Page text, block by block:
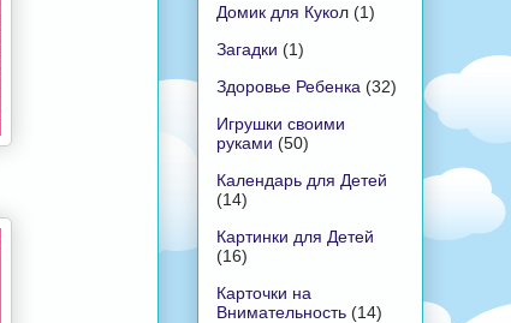
Домик для Кукол (1)
Загадки (1)
Здоровье Ребенка (32)
Игрушки своими
руками (50)
Календарь для Детей
(14)
Картинки для Детей
(16)
Карточки на
Внимательность (14)